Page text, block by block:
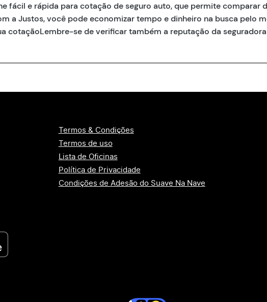
fácil e rápida para cotação de seguro auto, que permite comparar
a Justos, você pode economizar tempo e dinheiro na busca pelo
cotaçãoLembre-se de verificar também a reputação da
Termos & Condições
Termos de uso
Lista de Oficinas
Política de Privacidade
Condições de Adesão do Suave Na Nave